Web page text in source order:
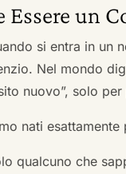
Essere un
si entra in
Nel mondo
nuovo”, solo
nati
qualcuno che